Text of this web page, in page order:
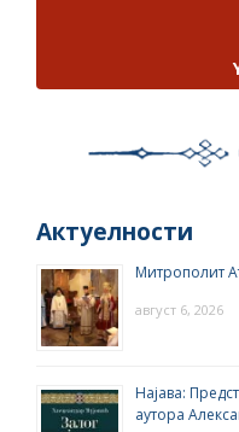
Актуелности
Митрополит
август 6, 2026
Најава:
аутора